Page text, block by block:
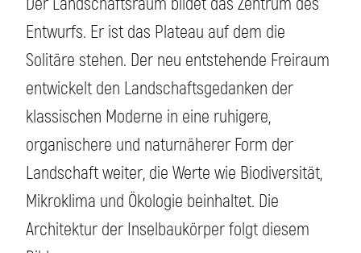
Entwurfs. Er ist das Plateau auf dem die
Solitäre stehen. Der neu entstehende Freiraum
entwickelt den Landschaftsgedanken der
klassischen Moderne in eine ruhigere,
organischere und naturnäherer Form der
Landschaft weiter, die Werte wie Biodiversität,
Mikroklima und Ökologie beinhaltet. Die
Architektur der Inselbaukörper folgt diesem